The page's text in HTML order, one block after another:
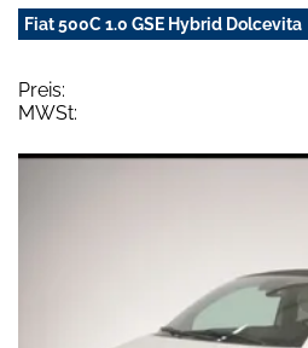
Fiat 500C 1.0 GSE Hybrid Dolcevita
Preis:
MWSt: